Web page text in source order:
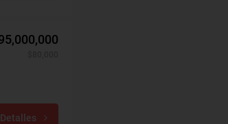
Detalles